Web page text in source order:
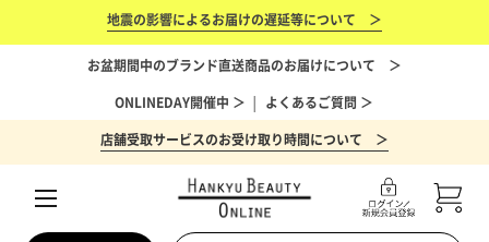
地震の影響によるお届けの遅延等について ＞
お盆期間中のブランド直送商品のお届けについて ＞
ONLINEDAY開催中 ＞ │ よくあるご質問 ＞
店舗受取サービスのお受け取り時間について ＞